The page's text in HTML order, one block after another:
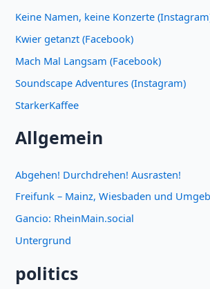
Keine Namen, keine Konzerte
Kwier getanzt (Facebook)
Mach Mal Langsam (Facebook)
Soundscape Adventures (Instagram)
StarkerKaffee
Allgemein
Abgehen! Durchdrehen! Ausrasten!
Freifunk – Mainz, Wiesbaden und
Gancio: RheinMain.social
Untergrund
politics